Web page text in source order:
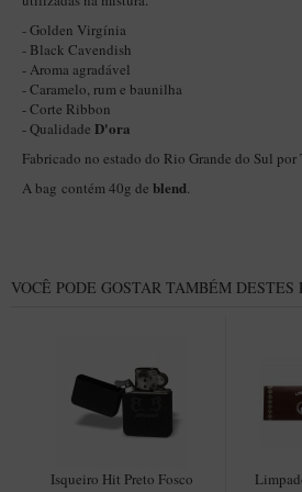
Itália Encerado
Maestro Nacional
Maestro Nacional Encerado
Caboclo - 7 Voltas
Giovanni
Montana
Mouton
- Golden Virgínia
- Black Cavendish
- Aroma agradável
- Caramelo, rum e baunilha
- Corte Ribbon
- Qualidade D'ora
Fabricado no estado do Rio Grande do Sul
A bag contém 40g de blend.
VOCÊ PODE GOSTAR TAMBÉM DESTES
Isqueiro Hit Preto Fosco